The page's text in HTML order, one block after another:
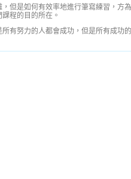
但是如何有效率地進行筆寫練習，方
程的目的所在。
有努力的人都會成功，但是所有成功